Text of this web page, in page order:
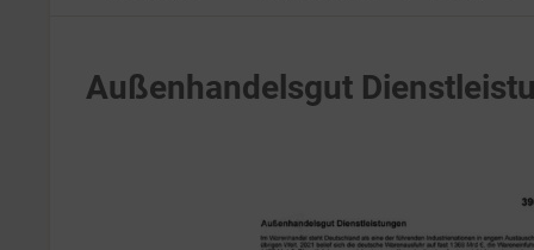
Außenhandelsgut